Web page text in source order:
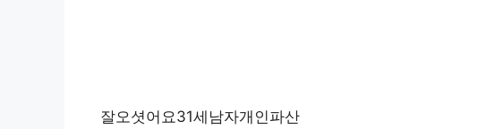
잘오셧어요31세남자개인파산